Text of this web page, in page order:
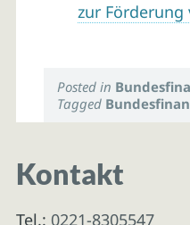
zur Förderung
Posted in
Tagged
Kontakt
Tel.: 0221-8305547